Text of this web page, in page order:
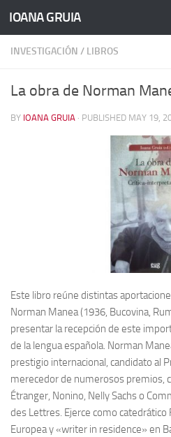
Skip to content
IOANA GRUIA
INVESTIGACIÓN / LIBROS
La obra de Norman
BY IOANA GRUIA · PUBLISHED MAY 19,
Este libro reúne distintas
Norman Manea (1936, Bucovina,
presentar la recepción de este
de la lengua española. Norman
prestigio internacional, candidato al
merecedor de numerosos premios,
Étranger, Nonino, Nelly Sachs o
des Lettres. Ejerce como
Europea y «writer in residence» en